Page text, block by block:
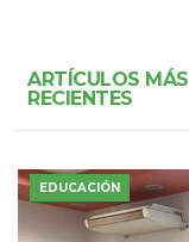
ARTÍCULOS MÁS
RECIENTES
EDUCACIÓN